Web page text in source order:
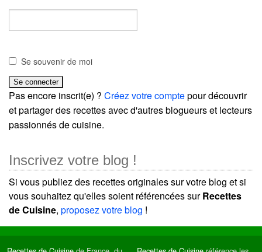
Se souvenir de moi
Pas encore inscrit(e) ? Créez votre comptepour découvrir
et partager des recettes avec d'autres blogueurs et lecteurs
passionnés de cuisine.
Inscrivez votre blog !
Si vous publiez des recettes originales sur votre blog et si
vous souhaitez qu'elles soient référencées surRecettes
de Cuisine, proposez votre blog !